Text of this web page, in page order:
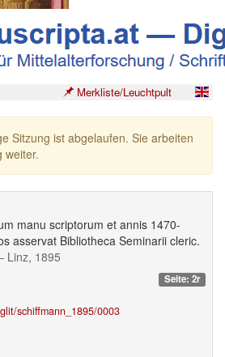
Merkliste/Leuchtpult
Sitzung ist abgelaufen. Sie arbeiten
weiter.
manu scriptorum et annis 1470-
asservat Bibliotheca Seminarii cleric.
Linz, 1895
Seite: 2r
schiffmann_1895/0003